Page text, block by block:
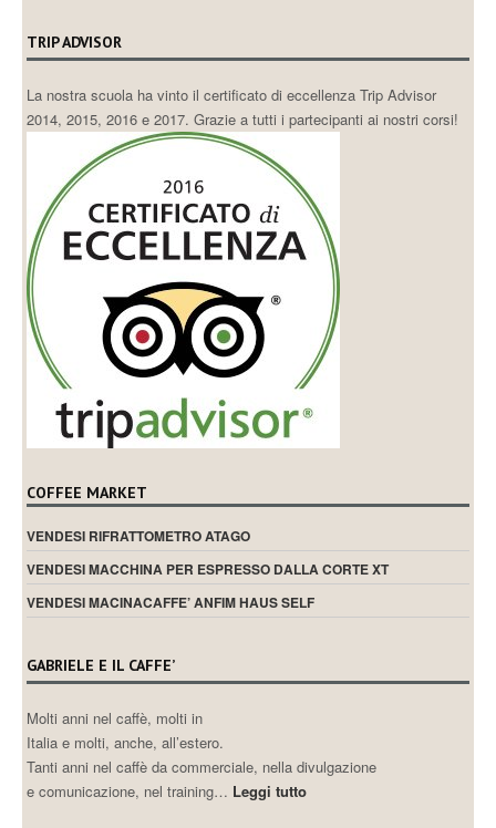
TRIP ADVISOR
La nostra scuola ha vinto il certificato di eccellenza Trip Advisor
2014, 2015, 2016 e 2017. Grazie a tutti i partecipanti ai nostri corsi!
COFFEE MARKET
VENDESI RIFRATTOMETRO ATAGO
VENDESI MACCHINA PER ESPRESSO DALLA CORTE XT
VENDESI MACINACAFFE’ ANFIM HAUS SELF
GABRIELE E IL CAFFE’
Molti anni nel caffè, molti in
Italia e molti, anche, all’estero.
Tanti anni nel caffè da commerciale, nella divulgazione
e comunicazione, nel training… Leggi tutto